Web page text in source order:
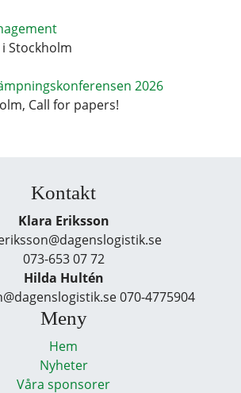
Stockholm
2026
Call for papers!
Kontakt
Klara Eriksson
073-653 07 72
Hilda Hultén
070-4775904
Meny
Hem
Nyheter
Våra sponsorer